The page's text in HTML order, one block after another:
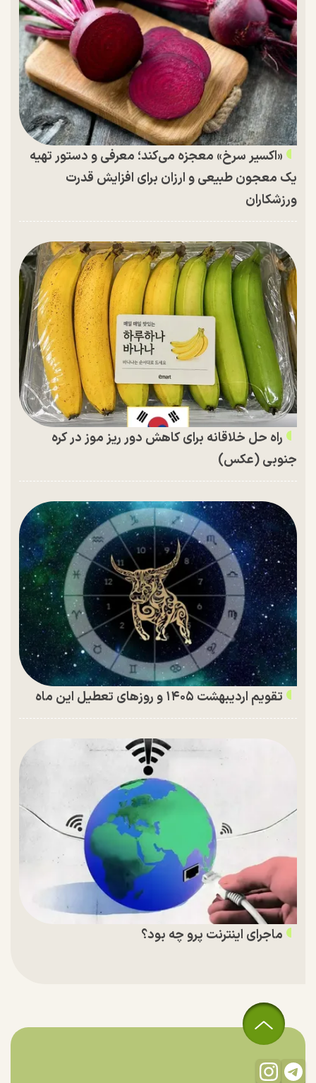
«اکسیر سرخ» معجزه می‌کند؛ معرفی و دستور تهیه
یک معجون طبیعی و ارزان برای افزایش قدرت
ورزشکاران
راه حل خلاقانه برای کاهش دور ریز موز در کره
جنوبی (عکس)
تقویم اردیبهشت ۱۴۰۵ و روز‌های تعطیل این ماه
ماجرای اینترنت پرو چه بود؟